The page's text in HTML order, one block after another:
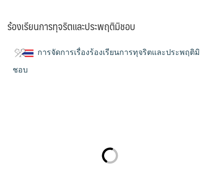
ร้องเรียนการทุจริตและประพฤติมิชอบ
การจัดการเรื่องร้องเรียนการทุจริตและประพฤติมิ
ชอบ